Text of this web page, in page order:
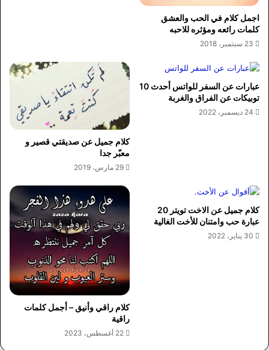
اجمل كلام في الحب والعشق
كلمات رائعه ومؤثره للاحبه
23 سبتمبر، 2018
عبارات عن السفر للواتس أحدث 10
توبيكات عن الفراق والغربة
24 ديسمبر، 2022
كلام جميل عن صديقتي قصير و
معبّر جدا
29 مارس، 2019
كلام جميل عن الاخت تويتر 20
عبارة حب وامتنان للأخت الغالية
30 يناير، 2022
كلام راقي وأنيق – أجمل كلمات
راقية
22 أغسطس، 2023